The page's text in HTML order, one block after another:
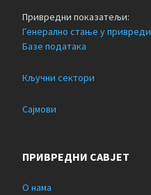
Привредни показатељи:
Генерално стање у привреди
Базе података
Кључни сектори
Сајмови
ПРИВРЕДНИ САВЈЕТ
О нама